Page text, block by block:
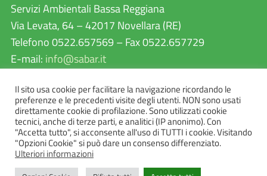
Servizi Ambientali Bassa Reggiana
Via Levata, 64 – 42017 Novellara (RE)
Telefono 0522.657569 – Fax 0522.657729
E-mail: info@sabar.it
P.IVA 02460240357
PEC:sabarservizisrl@pec.it
Il sito usa cookie per facilitare la navigazione ricordando le
preferenze e le precedenti visite degli utenti. NON sono usati
direttamente cookie di profilazione. Sono utilizzati cookie
tecnici, anche di terze parti, e analitici (IP anonimo). Con
"Accetta tutto", si acconsente all'uso di TUTTI i cookie. Visitando
"Opzioni Cookie" si può dare un consenso differenziato.
Ulteriori informazioni